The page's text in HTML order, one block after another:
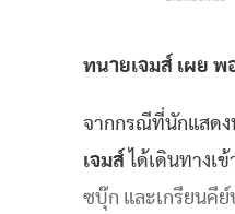
ทนายเจมส์ เผย พ
จากกรณีที่นักแสด
เจมส์ ได้เดินทางเ
ซบุ๊ก และเกรียนคี